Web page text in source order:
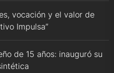
vocación y el valor de
Impulsa”
de 15 años: inauguró su